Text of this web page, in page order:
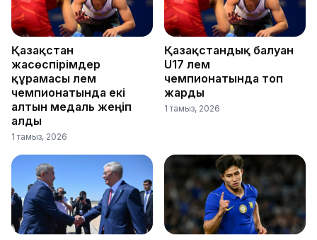
Қазақстан
жасөспірімдер
құрамасы әлем
чемпионатында екі
алтын медаль жеңіп
алды
1 тамыз, 2026
Қазақстандық балуан
U17 әлем
чемпионатында топ
жарды
1 тамыз, 2026